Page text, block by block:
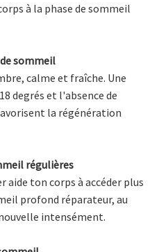
à la phase de sommeil
sommeil
calme et fraîche. Une
degrés et l'absence de
la régénération
régulières
ton corps à accéder plus
profond réparateur, au
intensément.